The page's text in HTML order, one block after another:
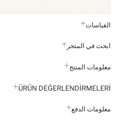
القياسات
ابحث في المتجر
معلومات المنتج
ÜRÜN DEĞERLENDİRMELERİ
معلومات الدفع